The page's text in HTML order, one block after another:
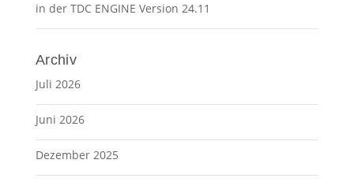
in der TDC ENGINE Version 24.11
Archiv
Juli 2026
Juni 2026
Dezember 2025